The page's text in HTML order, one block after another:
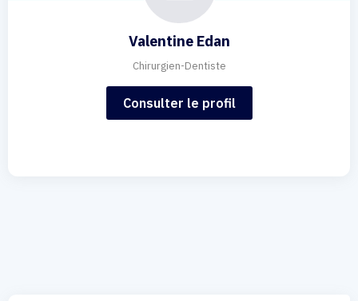
Valentine Edan
Chirurgien-Dentiste
Consulter le profil